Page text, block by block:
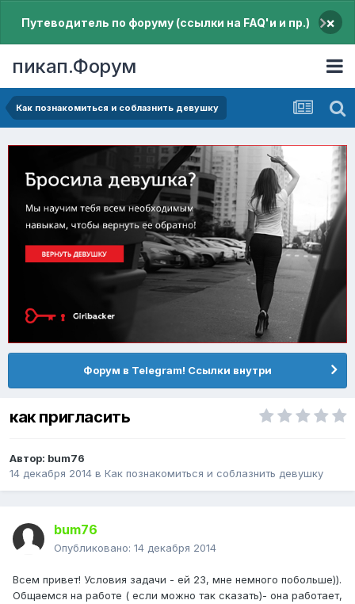
Путеводитель по форуму (ссылки на FAQ'и и пр.) ×
пикап.Форум
Как познакомиться и соблазнить девушку
Форум в Telegram! Ссылки внутри
как пригласить
Автор: bum76
14 декабря 2014 в Как познакомиться и соблазнить девушку
bum76
Опубликовано: 14 декабря 2014
Всем привет! Условия задачи - ей 23, мне немного побольше)).
Общаемся на работе ( если можно так сказать)- она работает,